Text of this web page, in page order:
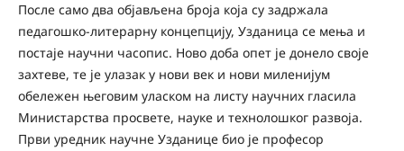
После само два објављена броја која су задржала
педагошко-литерарну концепцију, Узданица се мења и
постаје научни часопис. Ново доба опет је донело своје
захтеве, те је улазак у нови век и нови миленијум
обележен његовим уласком на листу научних гласила
Министарства просвете, науке и технолошког развоја.
Први уредник научне Узданице био је професор